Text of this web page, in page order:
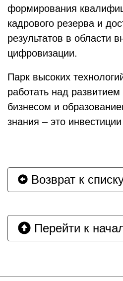
формирования
кадрового резерва и
результатов в области
цифровизации.
Парк высоких
работать над
бизнесом и
знания – это
Возврат к
Перейти к